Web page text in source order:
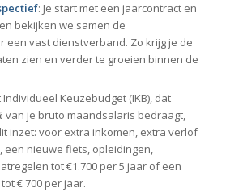
: Je start met een jaarcontract en
bekijken we samen de
een vast dienstverband. Zo krijg je de
zien en verder te groeien binnen de
Individueel Keuzebudget (IKB), dat
van je bruto maandsalaris bedraagt,
inzet: voor extra inkomen, extra verlof
een nieuwe fiets, opleidingen,
tot €1.700 per 5 jaar of een
€ 700 per jaar.